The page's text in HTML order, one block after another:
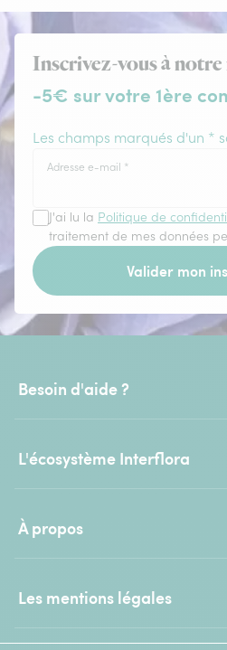
Inscrivez-vous à
-5€ sur votre 1ère
Les champs marqués d'un *
Adresse e-mail *
J'ai lu la Politique de
traitement de mes données
Valider mon
Besoin d'aide ?
L'écosystème Interflora
À propos
Les mentions légales